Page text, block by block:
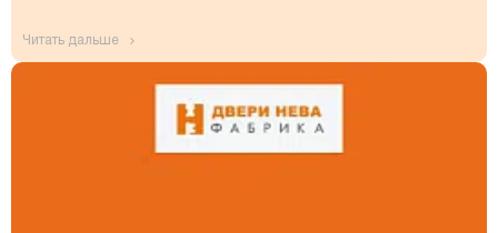
читать дальше